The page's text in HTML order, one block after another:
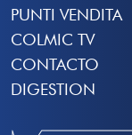
PUNTI VENDITA
COLMIC TV
CONTACTO
DIGESTION